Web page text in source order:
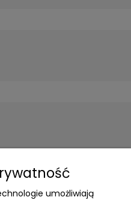
umożliwiają